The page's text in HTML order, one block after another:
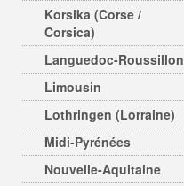
Korsika (Corse /
Corsica)
Languedoc-Roussillon
Limousin
Lothringen (Lorraine)
Midi-Pyrénées
Nouvelle-Aquitaine